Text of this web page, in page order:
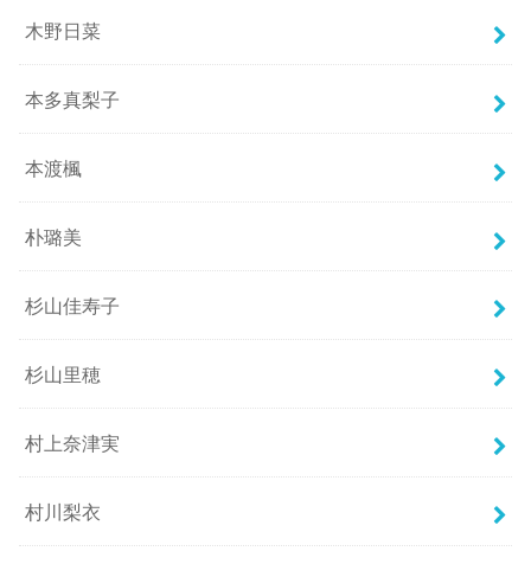
木野日菜
本多真梨子
本渡楓
朴璐美
杉山佳寿子
杉山里穂
村上奈津実
村川梨衣